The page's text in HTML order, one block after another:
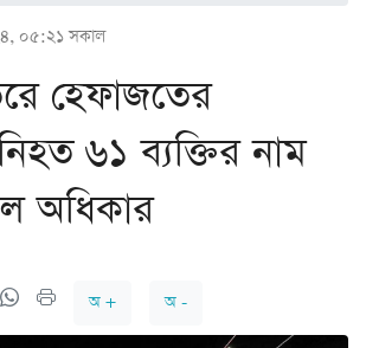
০৫:২১ সকাল
হেফাজতের
৬১ ব্যক্তির নাম
অধিকার
অ +
অ -